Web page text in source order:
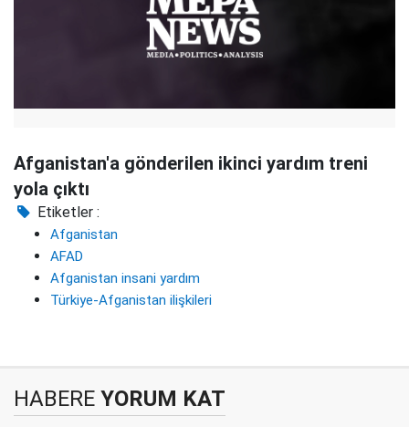
Afganistan'a gönderilen ikinci yardım treni
yola çıktı
Etiketler :
Afganistan
AFAD
Afganistan insani yardım
Türkiye-Afganistan ilişkileri
HABERE YORUM KAT